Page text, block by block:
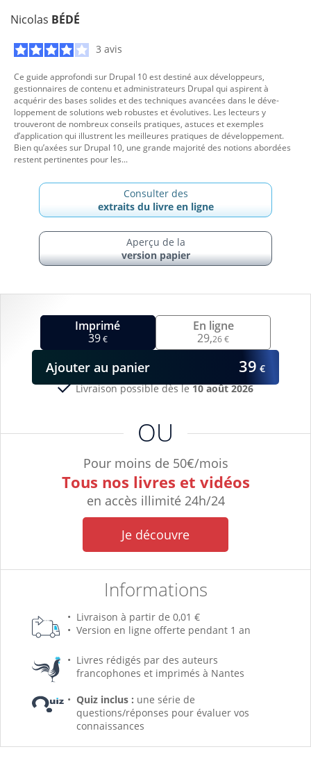
Nicolas BÉDÉ
3 avis
Imprimé
39€
OU
Pour moins de 50€/mois
Tous nos livres et vidéos
en accès illimité 24h/24
Je découvre
Informations
Livraison possible dès le10 août 2026
Livraison à partir de 0,01 €
Version en ligne offerte pendant 1 an
Livres rédigés par des auteurs
francophones et imprimés à Nantes
Quiz inclus : une série de
questions/réponses pour évaluer vos
connaissances
En ligne
29,26 €
Ajouter au panier 39 €
Ce guide approfondi sur Drupal 10 est destiné aux développeurs,
gestionnaires de contenu et administrateurs Drupal qui aspirent à
acquérir des bases solides et des techniques avancées dans le déve­
loppement de solutions web robustes et évolutives. Les lecteurs y
trouveront de nombreux conseils pratiques, astuces et exemples
d’application qui illustrent les meilleures pratiques de développement.
Bien qu’axées sur Drupal 10, une grande majorité des notions abor­dées
restent pertinentes pour les...
Consulter des
extraits du livre en ligne
Aperçu de la
version papier